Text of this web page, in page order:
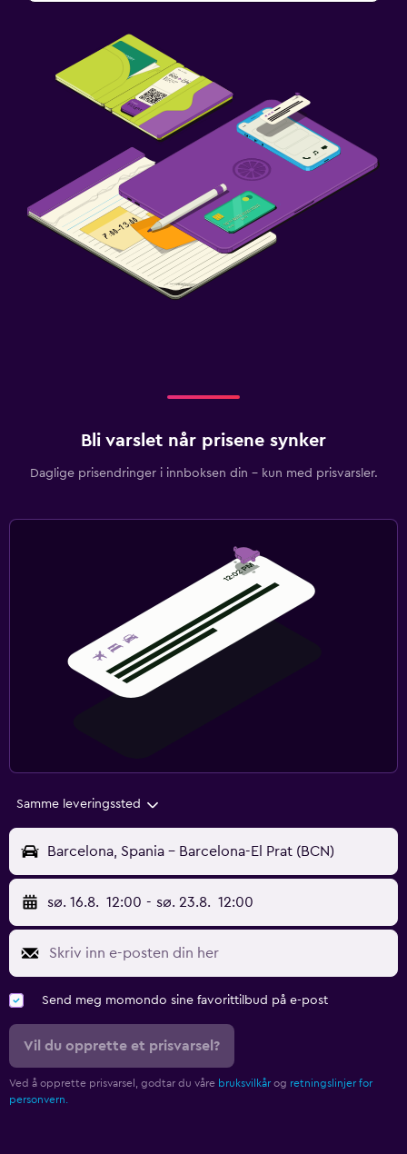
Bli varslet når prisene synker
Daglige prisendringer i innboksen din – kun med prisvarsler.
Samme leveringssted
Barcelona, Spania - Barcelona-El Prat (BCN)
sø. 16.8. 12:00 - sø. 23.8. 12:00
Send meg momondo sine favorittilbud på e-post
Vil du opprette et prisvarsel?
Ved å opprette prisvarsel, godtar du våre bruksvilkår og retningslinjer for
personvern.